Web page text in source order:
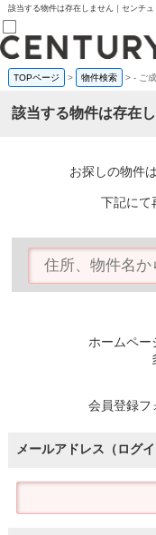
該当する物件は存在しません｜センチ
売買部
0120-800-844
賃貸部
会員メニュー
物件を探す
購入TOP
条件から探す
住宅ローン控除シミュレー
TOPページ > 物件検索 >- ご
該当する物件は存在
お探しの物件
下記にて
ホームペー
会員登録フ
メールアドレス（ログイ